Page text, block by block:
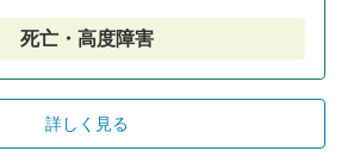
死亡・高度障害
詳しく見る